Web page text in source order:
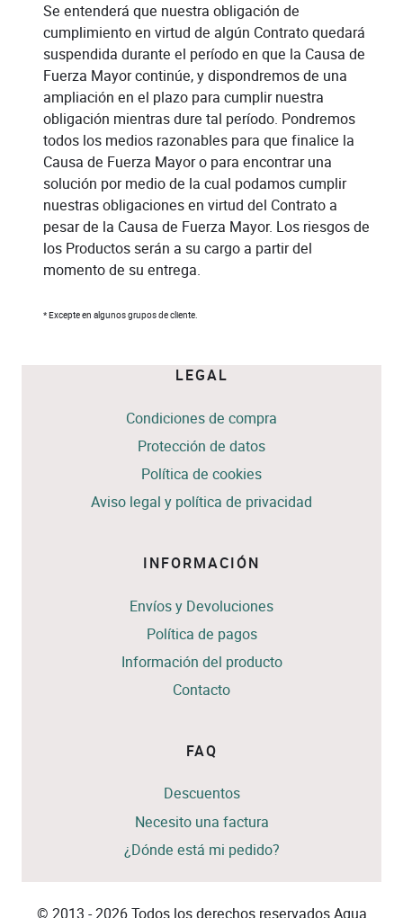
Se entenderá que nuestra obligación de
cumplimiento en virtud de algún Contrato quedará
suspendida durante el período en que la Causa de
Fuerza Mayor continúe, y dispondremos de una
ampliación en el plazo para cumplir nuestra
obligación mientras dure tal período. Pondremos
todos los medios razonables para que finalice la
Causa de Fuerza Mayor o para encontrar una
solución por medio de la cual podamos cumplir
nuestras obligaciones en virtud del Contrato a
pesar de la Causa de Fuerza Mayor. Los riesgos de
los Productos serán a su cargo a partir del
momento de su entrega.
* Excepte en algunos grupos de cliente.
LEGAL
Condiciones de compra
Protección de datos
Política de cookies
Aviso legal y política de privacidad
INFORMACIÓN
Envíos y Devoluciones
Política de pagos
Información del producto
Contacto
FAQ
Descuentos
Necesito una factura
¿Dónde está mi pedido?